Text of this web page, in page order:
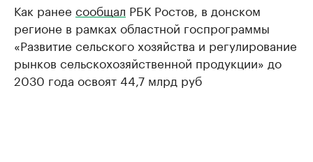
Как ранее сообщал РБК Ростов, в донском
регионе в рамках областной госпрограммы
«Развитие сельского хозяйства и регулирование
рынков сельскохозяйственной продукции» до
2030 года освоят 44,7 млрд руб